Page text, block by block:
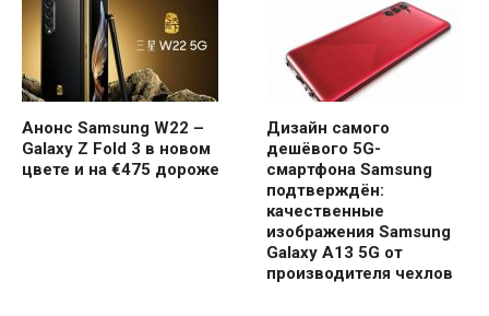
Анонс Samsung W22 –
Galaxy Z Fold 3 в новом
цвете и на €475 дороже
Дизайн самого
дешёвого 5G-
смартфона Samsung
подтверждён:
качественные
изображения Samsung
Galaxy A13 5G от
производителя чехлов